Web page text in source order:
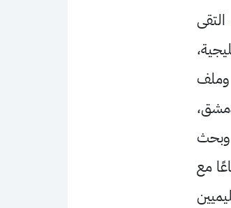
وملف
وبحث
مع